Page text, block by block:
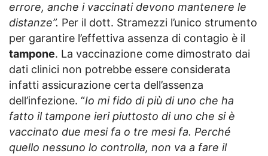
errore, anche i vaccinati devono mantenere le
distanze”. Per il dott. Stramezzi l’unico strumento
per garantire l’effettiva assenza di contagio è il
tampone. La vaccinazione come dimostrato dai
dati clinici non potrebbe essere considerata
infatti assicurazione certa dell’assenza
dell’infezione. “Io mi fido di più di uno che ha
fatto il tampone ieri piuttosto di uno che si è
vaccinato due mesi fa o tre mesi fa. Perché
quello nessuno lo controlla, non va a fare il